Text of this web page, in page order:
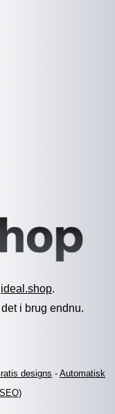
ideal.shop.
i brug endnu.
designs - Automatisk